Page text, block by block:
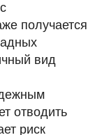
получается
вид
отводить
риск